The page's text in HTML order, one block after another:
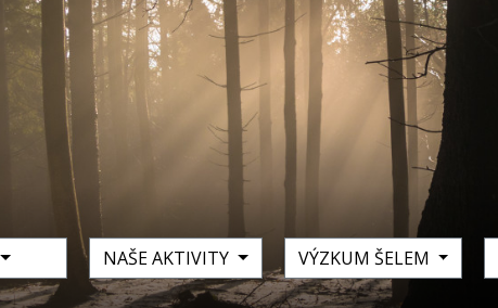
NAŠE AKTIVITY VÝZKUM ŠELEM